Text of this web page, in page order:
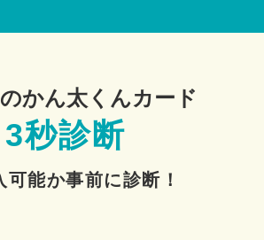
かん太くんカード
3秒診断
可能か事前に診断！